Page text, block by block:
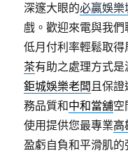
深邃大眼的必贏娛樂
戲。歡迎來電與我
低月付利率輕鬆取
茶有助之處理方式
鉅城娛樂老闆且保證
務品質和中和當舖空
使用提供您最專業高
盈虧自負和平滑肌的